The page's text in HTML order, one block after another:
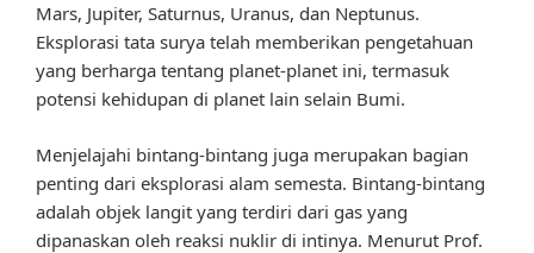
Mars, Jupiter, Saturnus, Uranus, dan Neptunus.
Eksplorasi tata surya telah memberikan pengetahuan
yang berharga tentang planet-planet ini, termasuk
potensi kehidupan di planet lain selain Bumi.
Menjelajahi bintang-bintang juga merupakan bagian
penting dari eksplorasi alam semesta. Bintang-bintang
adalah objek langit yang terdiri dari gas yang
dipanaskan oleh reaksi nuklir di intinya. Menurut Prof.